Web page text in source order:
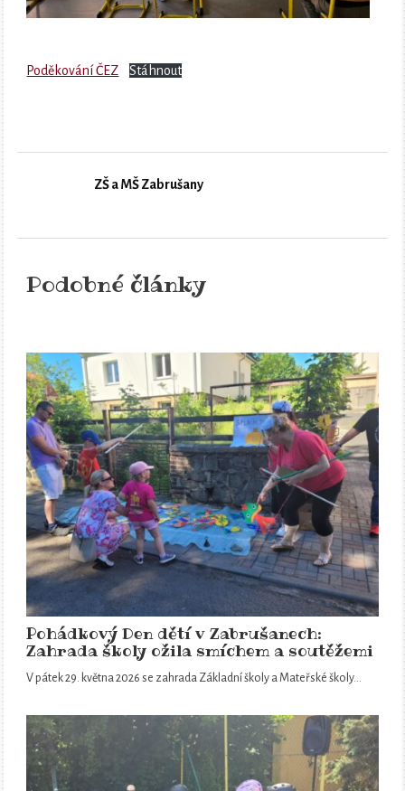
Poděkování ČEZ Stáhnout
ZŠ a MŠ Zabrušany
Podobné články
Pohádkový Den dětí v Zabrušanech:
Zahrada školy ožila smíchem a soutěžemi
V pátek 29. května 2026 se zahrada Základní školy a Mateřské školy…